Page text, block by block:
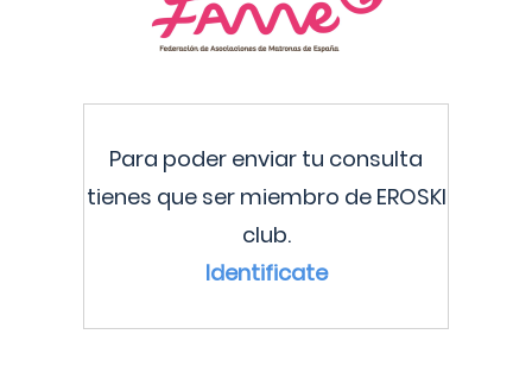
Para poder enviar tu consulta
tienes que ser miembro de EROSKI
club.
Identificate